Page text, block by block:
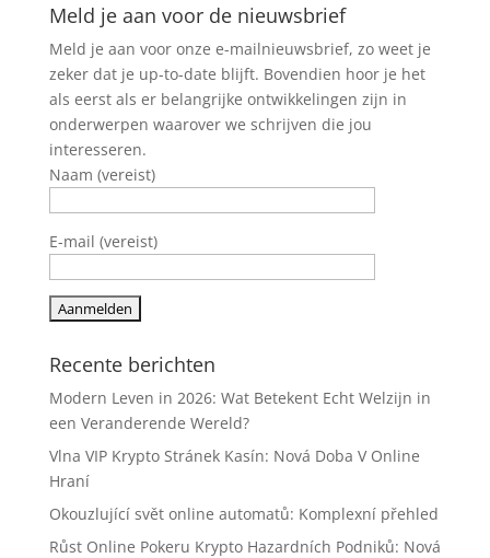
Meld je aan voor de nieuwsbrief
Meld je aan voor onze e-mailnieuwsbrief, zo weet je
zeker dat je up-to-date blijft. Bovendien hoor je het
als eerst als er belangrijke ontwikkelingen zijn in
onderwerpen waarover we schrijven die jou
interesseren.
Naam (vereist)
E-mail (vereist)
Recente berichten
Modern Leven in 2026: Wat Betekent Echt Welzijn in
een Veranderende Wereld?
Vlna VIP Krypto Stránek Kasín: Nová Doba V Online
Hraní
Okouzlující svět online automatů: Komplexní přehled
Růst Online Pokeru Krypto Hazardních Podniků: Nová